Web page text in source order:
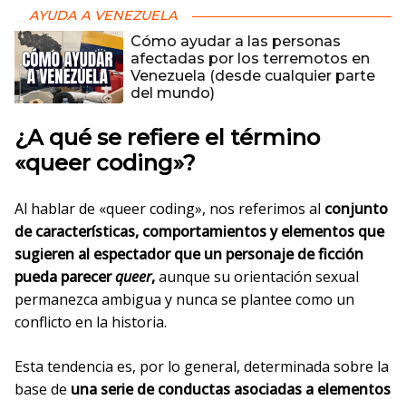
AYUDA A VENEZUELA
Cómo ayudar a las personas
afectadas por los terremotos en
Venezuela (desde cualquier parte
del mundo)
¿A qué se refiere el término
«queer coding»?
Al hablar de «queer coding», nos referimos al conjunto
de características, comportamientos y elementos que
sugieren al espectador que un personaje de ficción
pueda parecerqueer,aunque su orientación sexual
permanezca ambigua y nunca se plantee como un
conflicto en la historia.
Esta tendencia es, por lo general, determinada sobre la
base de una serie de conductas asociadas a elementos